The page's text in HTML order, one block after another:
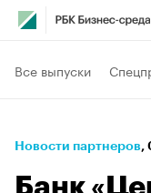
Все выпуски
Новости партнеров⁠,